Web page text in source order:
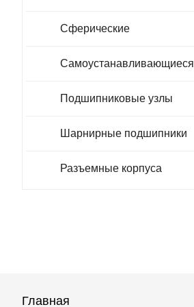
Сферические
Самоустанавливающиеся
Подшипниковые узлы
Шарнирные подшипники
Разъемные корпуса
Главная